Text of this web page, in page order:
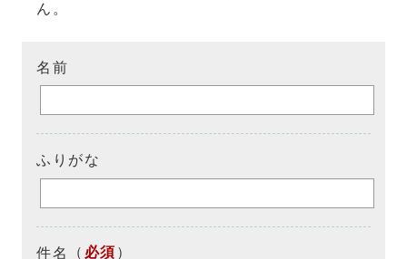
ん。
名前
ふりがな
件名 （ 必須 ）